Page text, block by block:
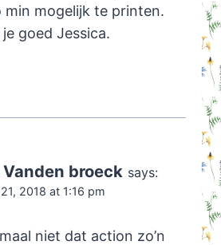
min mogelijk te printen.
goed Jessica.
Vanden broeck says:
2018 at 1:16 pm
niet dat action zo’n